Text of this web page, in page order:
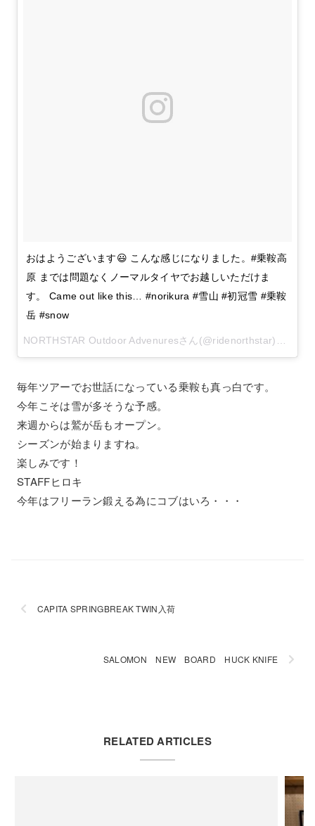
おはようございます😃 こんな感じになりました。#乗鞍高
原 までは問題なくノーマルタイヤでお越しいただけま
す。 Came out like this… #norikura #雪山 #初冠雪 #乗鞍
岳 #snow
毎年ツアーでお世話になっている乗鞍も真っ白です。
今年こそは雪が多そうな予感。
来週からは鷲が岳もオープン。
シーズンが始まりますね。
楽しみです！
STAFFヒロキ
今年はフリーラン鍛える為にコブはいろ・・・
CAPITA SPRINGBREAK TWIN入荷
SALOMON NEW BOARD HUCK KNIFE
RELATED ARTICLES